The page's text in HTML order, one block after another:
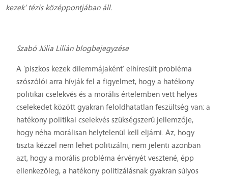
kezek’ tézis középpontjában áll.
Szabó Júlia Lilián blogbejegyzése
A ’piszkos kezek dilemmájaként’ elhíresült probléma
szószólói arra hívják fel a figyelmet, hogy a hatékony
politikai cselekvés és a morális értelemben vett helyes
cselekedet között gyakran feloldhatatlan feszültség van: a
hatékony politikai cselekvés szükségszerű jellemzője,
hogy néha morálisan helytelenül kell eljárni. Az, hogy
tiszta kézzel nem lehet politizálni, nem jelenti azonban
azt, hogy a morális probléma érvényét vesztené, épp
ellenkezőleg, a hatékony politizálásnak gyakran súlyos